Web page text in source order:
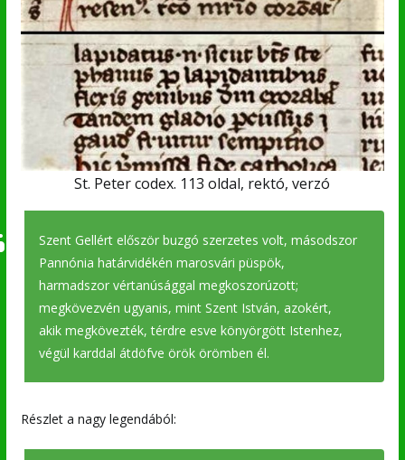
St. Peter codex. 113 oldal, rektó, verzó
Szent Gellért először buzgó szerzetes volt, másodszor
Pannónia határvidékén marosvári püspök,
harmadszor vértanúsággal megkoszorúzott;
megkövezvén ugyanis, mint Szent István, azokért,
akik megkövezték, térdre esve könyörgött Istenhez,
végül karddal átdöfve örök örömben él.
Részlet a nagy legendából: